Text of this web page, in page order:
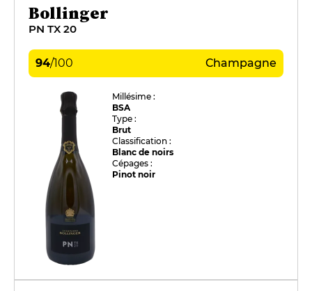
Bollinger
PN TX 20
94/100 Champagne
Millésime :
BSA
Type :
Brut
Classification :
Blanc de noirs
Cépages :
Pinot noir